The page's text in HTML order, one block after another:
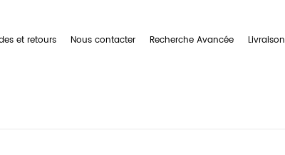
et retours Nous contacter Recherche Avancée Livraison